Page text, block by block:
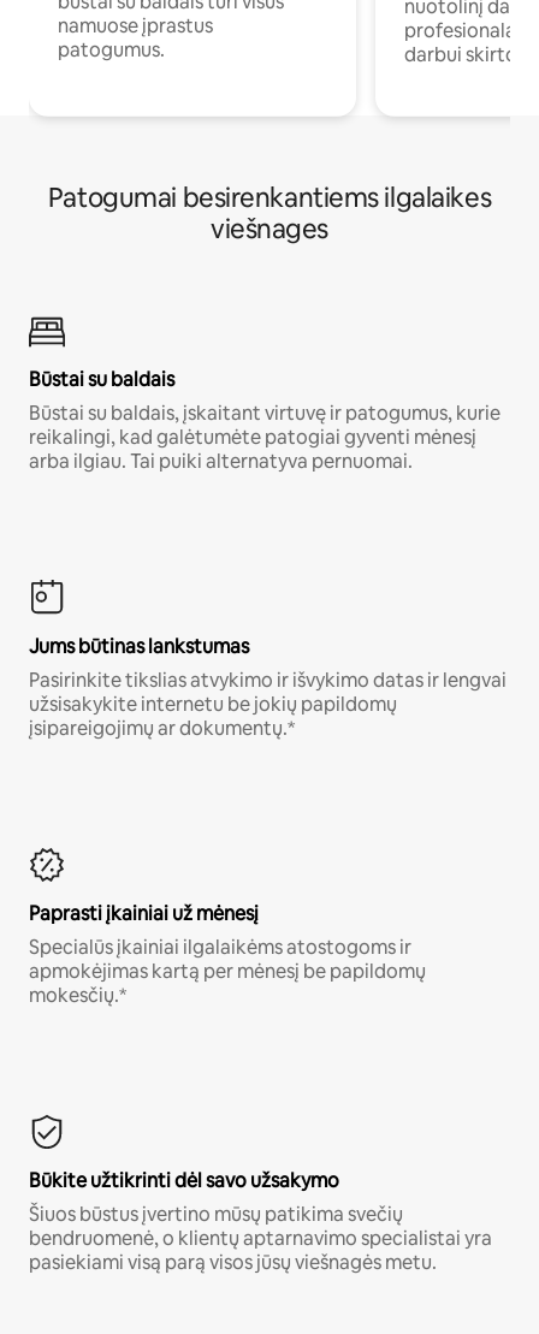
namuose įprastus
patogumus.
nuotolinį
darbui
Patogumai besirenkantiems ilgalaikes
viešnages
Būstai su baldais
Būstai su baldais, įskaitant virtuvę ir patogumus, kurie
reikalingi, kad galėtumėte patogiai gyventi mėnesį
arba ilgiau. Tai puiki alternatyva pernuomai.
Jums būtinas lankstumas
Pasirinkite tikslias atvykimo ir išvykimo datas ir lengvai
užsisakykite internetu be jokių papildomų
įsipareigojimų ar dokumentų.*
Paprasti įkainiai už mėnesį
Specialūs įkainiai ilgalaikėms atostogoms ir
apmokėjimas kartą per mėnesį be papildomų
mokesčių.*
Būkite užtikrinti dėl savo užsakymo
Šiuos būstus įvertino mūsų patikima svečių
bendruomenė, o klientų aptarnavimo specialistai yra
pasiekiami visą parą visos jūsų viešnagės metu.